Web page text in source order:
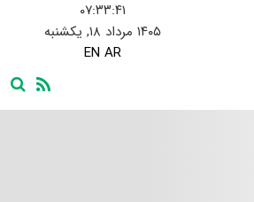
۰۷:۳۳:۴۲
۱۴۰۵ مرداد ۱۸, یکشنبه
EN AR